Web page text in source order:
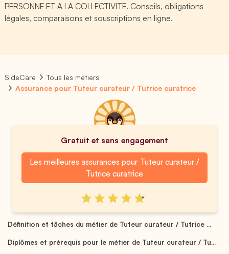
PERSONNE ET A LA COLLECTIVITE. Conseils, obligations
légales, comparaisons et souscriptions en ligne.
SideCare
Tous les métiers
Assurance pour Tuteur curateur / Tutrice curatrice
Gratuit et sans engagement
Les meilleures assurances pour Tuteur curateur /
Tutrice curatrice
Définition et tâches du métier de Tuteur curateur / Tutrice ...
Diplômes et prérequis pour le métier de Tuteur curateur / Tu...